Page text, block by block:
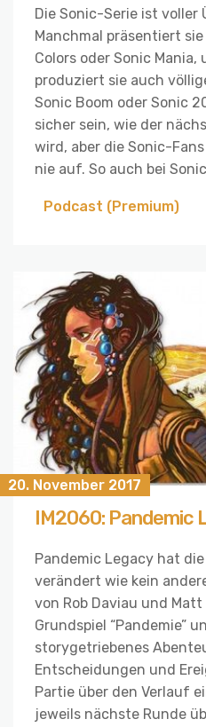
Die Sonic-Serie ist voller
Manchmal präsentiert
Colors oder Sonic Mania,
produziert sie auch
Sonic Boom oder Sonic
sicher sein, wie der
wird, aber die Sonic-
nie auf. So auch bei
Podcast (Premium)
20. November 2017
IM2060: Pandemic
Pandemic Legacy hat
verändert wie kein
von Rob Daviau und
Grundspiel “Pandemie”
storygetriebenes
Entscheidungen und
Partie über den Verlauf
jeweils nächste Runde